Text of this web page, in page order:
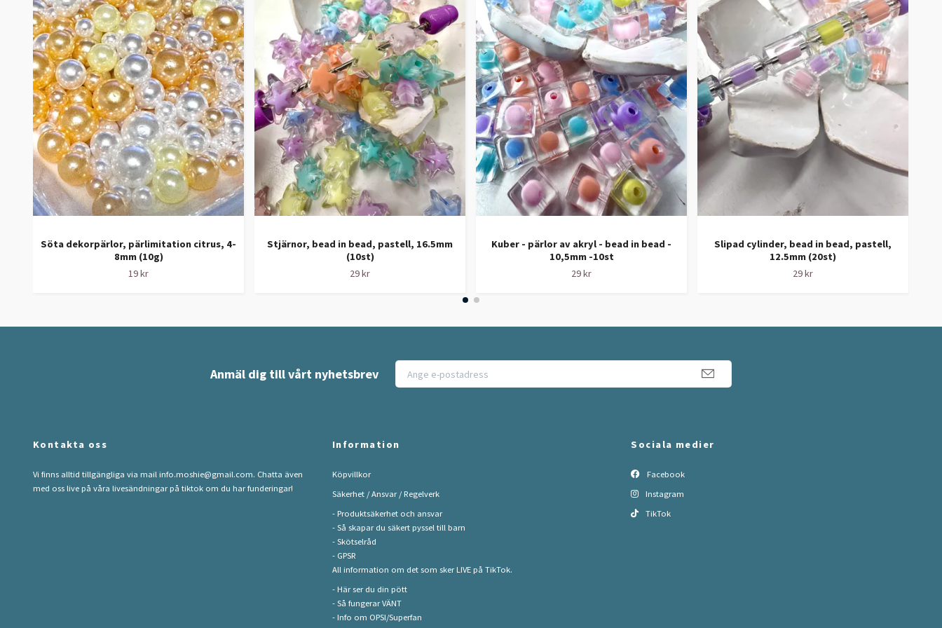
Söta dekorpärlor, pärlimitation citrus, 4-
8mm (10g)
19 kr
Stjärnor, bead in bead, pastell, 16.5mm
(10st)
29 kr
Kuber - pärlor av akryl - bead in bead -
10,5mm -10st
29 kr
Slipad cylinder, bead in bead, pastell,
12.5mm (20st)
29 kr
Anmäl dig till vårt nyhetsbrev
Kontakta oss
Vi finns alltid tillgängliga via mail info.moshie@gmail.com. Chatta även
med oss live på våra livesändningar på tiktok om du har funderingar!
Information
Köpvillkor
Säkerhet / Ansvar / Regelverk
- Produktsäkerhet och ansvar
- Så skapar du säkert pyssel till barn
- Skötselråd
- GPSR
All information om det som sker LIVE på TikTok.
- Här ser du din pött
- Så fungerar VÄNT
- Info om OPSI/Superfan
Sociala medier
Facebook
Instagram
TikTok